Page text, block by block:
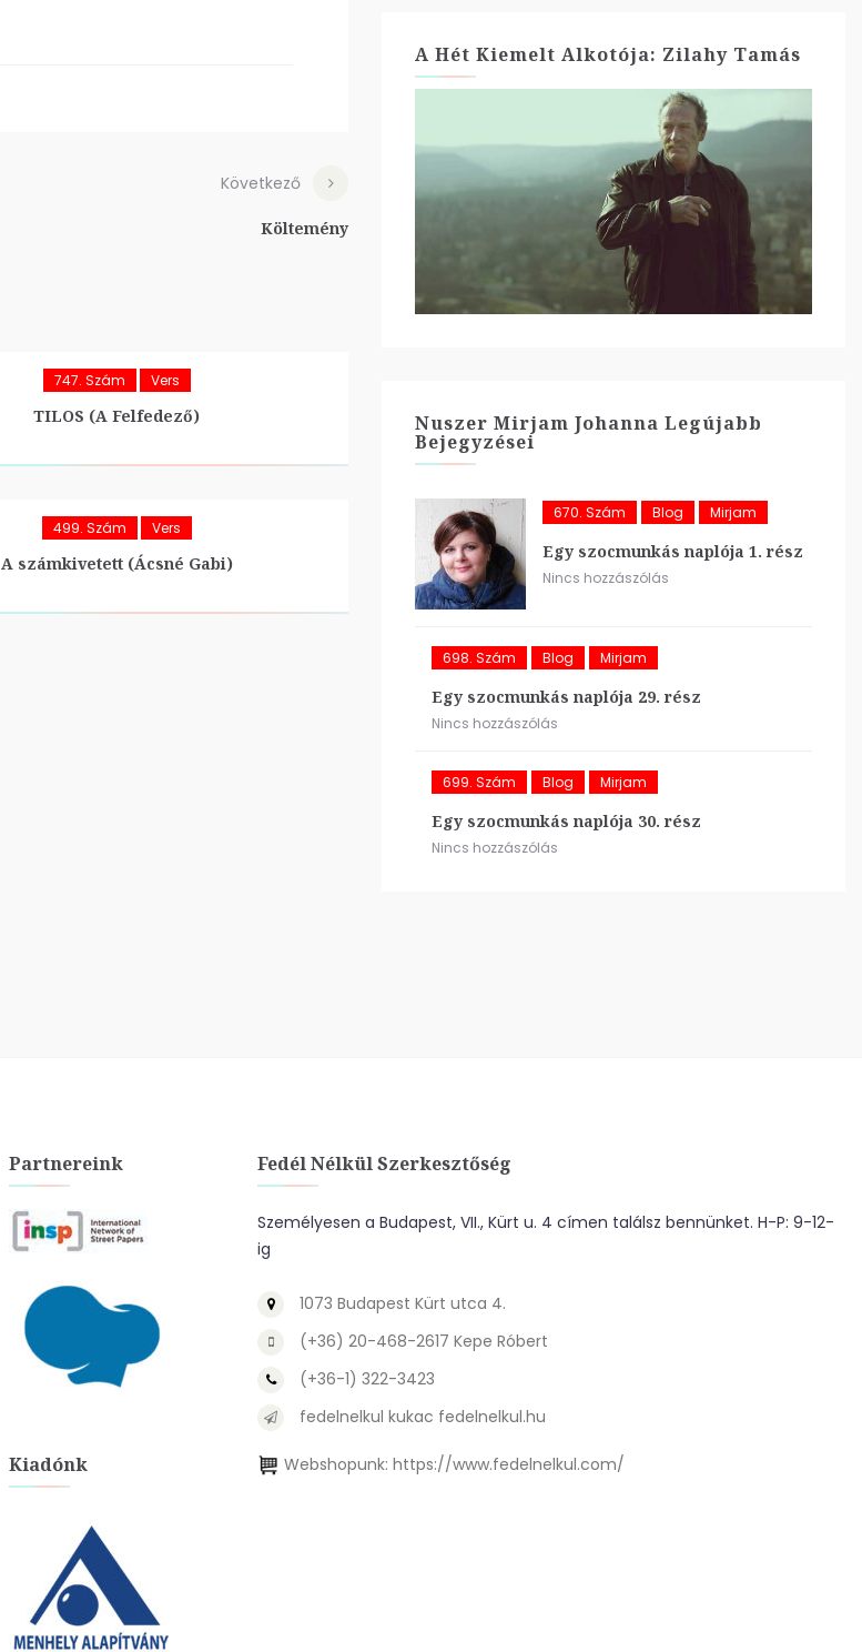
Következő
Költemény
747. Szám Vers
TILOS (A Felfedező)
499. Szám Vers
A számkivetett (Ácsné Gabi)
A Hét Kiemelt Alkotója: Zilahy Tamás
Nuszer Mirjam Johanna Legújabb
Bejegyzései
670. Szám Blog Mirjam
Egy szocmunkás naplója 1. rész
Nincs hozzászólás
698. Szám Blog Mirjam
Egy szocmunkás naplója 29. rész
Nincs hozzászólás
699. Szám Blog Mirjam
Egy szocmunkás naplója 30. rész
Nincs hozzászólás
Partnereink
Kiadónk
Fedél Nélkül Szerkesztőség
Személyesen a Budapest, VII., Kürt u. 4 címen találsz bennünket. H-P: 9-12-
ig
1073 Budapest Kürt utca 4.
(+36) 20-468-2617 Kepe Róbert
(+36-1) 322-3423
fedelnelkul kukac fedelnelkul.hu
Webshopunk: https://www.fedelnelkul.com/